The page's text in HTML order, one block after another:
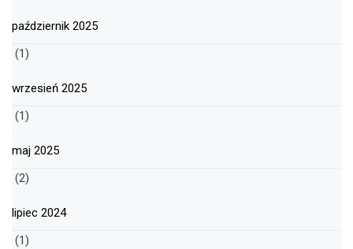
październik 2025
(1)
wrzesień 2025
(1)
maj 2025
(2)
lipiec 2024
(1)